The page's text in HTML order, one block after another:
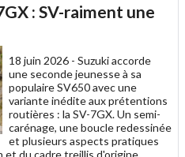
: SV-raiment une
18 juin 2026 - Suzuki accorde
une seconde jeunesse à sa
populaire SV650 avec une
variante inédite aux prétentions
routières : la SV-7GX. Un semi-
carénage, une boucle redessinée
et plusieurs aspects pratiques
du cadre treillis d'origine.